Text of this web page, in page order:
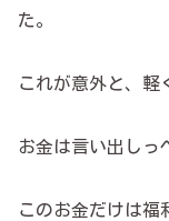
た。
これが意外と、軽
お金は言い出しっ
このお金だけは福